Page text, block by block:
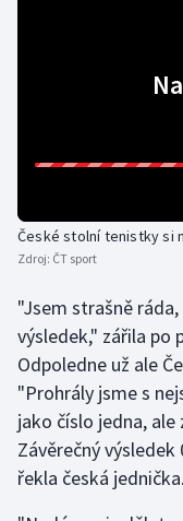
Jezdectví
Krasobruslení
Lezení
Lyže a snowboard
České stolní tenistky si
Zdroj: ČT sport
"Jsem strašně
výsledek," zářila po
Odpoledne už ale
"Prohrály jsme s
jako číslo jedna,
Závěrečný
řekla česká jednička.